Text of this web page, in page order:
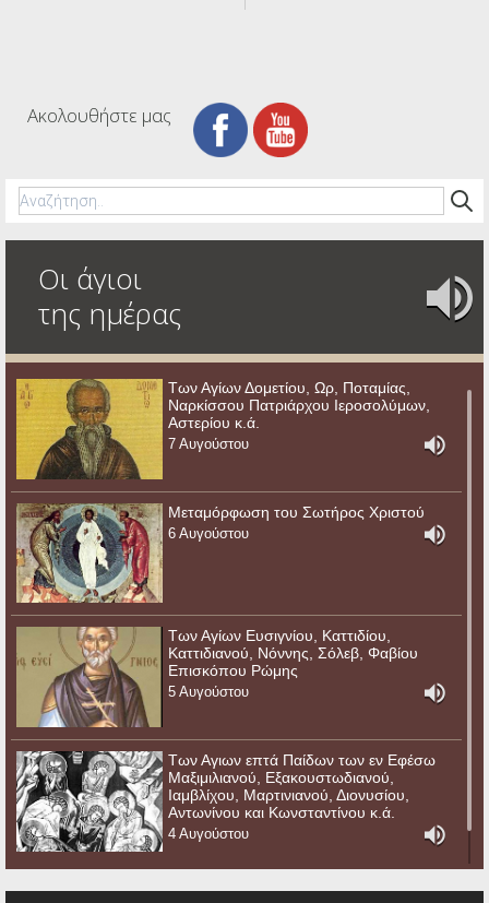
Ακολουθήστε μας
Οι άγιοι
της ημέρας
Των Αγίων Δομετίου, Ωρ, Ποταμίας,
Ναρκίσσου Πατριάρχου Ιεροσολύμων,
Αστερίου κ.ά.
7 Αυγούστου
Μεταμόρφωση του Σωτήρος Χριστού
6 Αυγούστου
Των Αγίων Ευσιγνίου, Καττιδίου,
Καττιδιανού, Νόννης, Σόλεβ, Φαβίου
Επισκόπου Ρώμης
5 Αυγούστου
Των Αγιων επτά Παίδων των εν Εφέσω
Μαξιμιλιανού, Εξακουστωδιανού,
Ιαμβλίχου, Μαρτινιανού, Διονυσίου,
Αντωνίνου και Κωνσταντίνου κ.ά.
4 Αυγούστου